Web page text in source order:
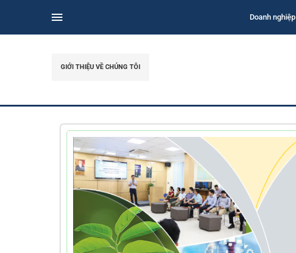
Doanh nghiệp
GIỚI THIỆU VỀ CHÚNG TÔI